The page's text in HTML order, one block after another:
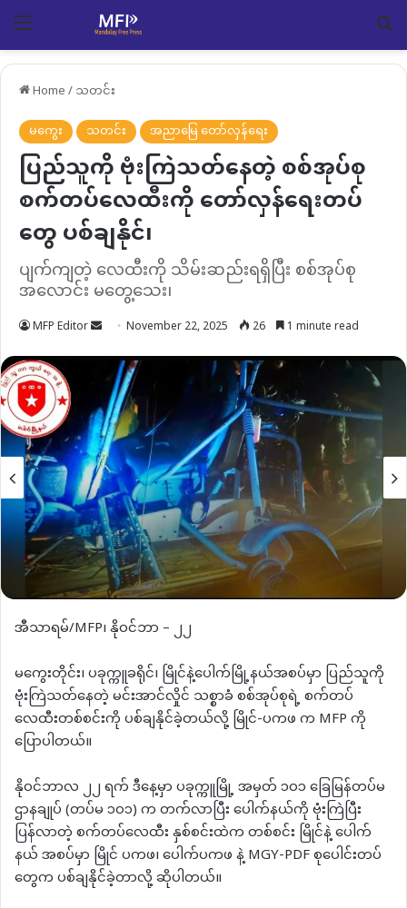
Menu
Home/သတင်း
မကွေး
သတင်း အညာမြေ တော်လှန်ရေး
ပြည်သူကို ဗုံးကြဲသတ်နေတဲ့ စစ်အုပ်စု
စက်တပ်လေထီးကို တော်လှန်ရေးတပ်
တွေ ပစ်ချနိုင်၊
ပျက်ကျတဲ့ လေထီးကို သိမ်းဆည်းရရှိပြီး စစ်အုပ်စု
အလောင်း မတွေ့သေး၊
MFP Editor Send
email
November 22, 2025 26 1 minute read
အီသာရမ်/MFP၊ နိုဝင်ဘာ – ၂၂
မကွေးတိုင်း၊ ပခုက္ကူခရိုင်၊ မြိုင်နဲ့ပေါက်မြို့နယ်အစပ်မှာ ပြည်သူကို
ဗုံးကြဲသတ်နေတဲ့ မင်းအာင်လှိုင် သစ္စာခံ စစ်အုပ်စုရဲ့ စက်တပ်
လေထီးတစ်စင်းကို ပစ်ချနိုင်ခဲ့တယ်လို့ မြိုင်-ပကဖ က MFP ကို
ပြောပါတယ်။
နိုဝင်ဘာလ ၂၂ ရက် ဒီနေ့မှာ ပခုက္ကူမြို့ အမှတ် ၁၀၁ ခြေမြန်တပ်မ
ဌာနချုပ် (တပ်မ ၁၀၁) က တက်လာပြီး ပေါက်နယ်ကို ဗုံးကြဲပြီး
ပြန်လာတဲ့ စက်တပ်လေထီး နှစ်စင်းထဲက တစ်စင်း မြိုင်နဲ့ ပေါက်
နယ် အစပ်မှာ မြိုင် ပကဖ၊ ပေါက်ပကဖ နဲ့ MGY-PDF စုပေါင်းတပ်
တွေက ပစ်ချနိုင်ခဲ့တာလို့ ဆိုပါတယ်။